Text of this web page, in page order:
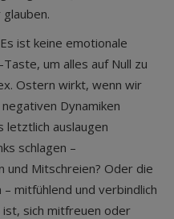
ist keine emotionale
um alles auf Null zu
Ostern wirkt, wenn wir
Dynamiken
letztlich auslaugen
schlagen –
und Mitschreien? Oder die
mitfühlend und verbindlich
sich mitfreuen oder